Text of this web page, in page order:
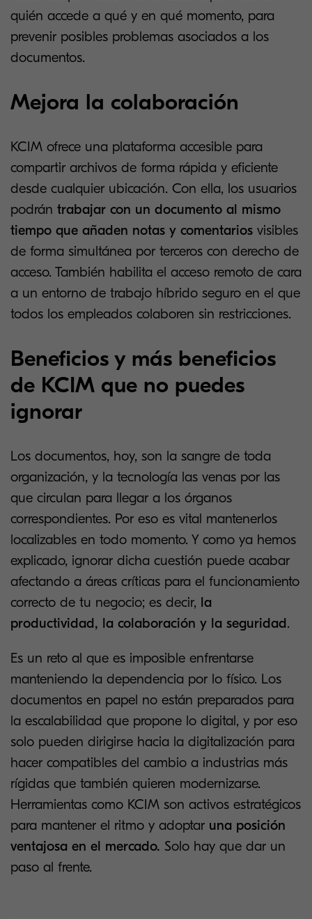
quién accede a qué y en qué momento, para
prevenir posibles problemas asociados a los
documentos.
Mejora la colaboración
KCIM ofrece una plataforma accesible para
compartir archivos de forma rápida y eficiente
desde cualquier ubicación. Con ella, los usuarios
podrán trabajar con un documento al mismo
tiempo que añaden notas y comentarios visibles
de forma simultánea por terceros con derecho de
acceso. También habilita el acceso remoto de cara
a un entorno de trabajo híbrido seguro en el que
todos los empleados colaboren sin restricciones.
Beneficios y más beneficios
de KCIM que no puedes
ignorar
Los documentos, hoy, son la sangre de toda
organización, y la tecnología las venas por las
que circulan para llegar a los órganos
correspondientes. Por eso es vital mantenerlos
localizables en todo momento. Y como ya hemos
explicado, ignorar dicha cuestión puede acabar
afectando a áreas críticas para el funcionamiento
correcto de tu negocio; es decir, la
productividad, la colaboración y la seguridad.
Es un reto al que es imposible enfrentarse
manteniendo la dependencia por lo físico. Los
documentos en papel no están preparados para
la escalabilidad que propone lo digital, y por eso
solo pueden dirigirse hacia la digitalización para
hacer compatibles del cambio a industrias más
rígidas que también quieren modernizarse.
Herramientas como KCIM son activos estratégicos
para mantener el ritmo y adoptar una posición
ventajosa en el mercado. Solo hay que dar un
paso al frente.